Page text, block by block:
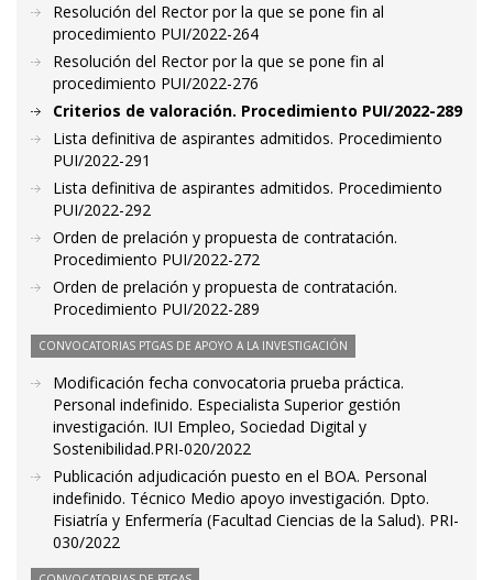
Resolución del Rector por la que se pone fin al
procedimiento PUI/2022-264
Resolución del Rector por la que se pone fin al
procedimiento PUI/2022-276
Criterios de valoración. Procedimiento PUI/2022-289
Lista definitiva de aspirantes admitidos. Procedimiento
PUI/2022-291
Lista definitiva de aspirantes admitidos. Procedimiento
PUI/2022-292
Orden de prelación y propuesta de contratación.
Procedimiento PUI/2022-272
Orden de prelación y propuesta de contratación.
Procedimiento PUI/2022-289
CONVOCATORIAS PTGAS DE APOYO A LA INVESTIGACIÓN
Modificación fecha convocatoria prueba práctica.
Personal indefinido. Especialista Superior gestión
investigación. IUI Empleo, Sociedad Digital y
Sostenibilidad.PRI-020/2022
Publicación adjudicación puesto en el BOA. Personal
indefinido. Técnico Medio apoyo investigación. Dpto.
Fisiatría y Enfermería (Facultad Ciencias de la Salud). PRI-
030/2022